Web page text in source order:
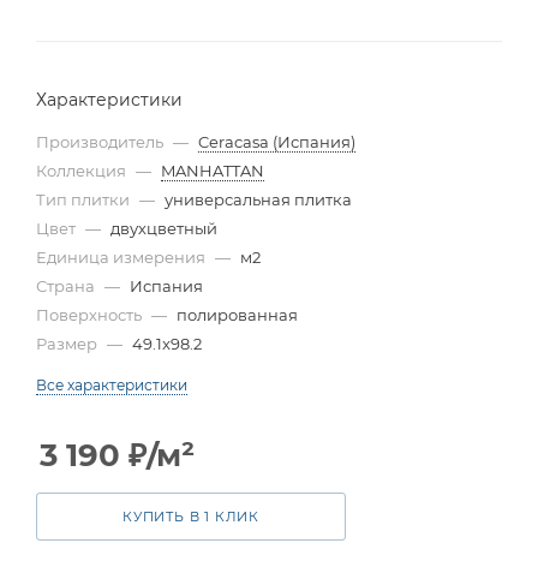
Характеристики
Производитель — Ceracasa (Испания)
Коллекция — MANHATTAN
Тип плитки — универсальная плитка
Цвет — двухцветный
Единица измерения — м2
Страна — Испания
Поверхность — полированная
Размер — 49.1x98.2
Все характеристики
3 190 ₽/м²
КУПИТЬ В 1 КЛИК